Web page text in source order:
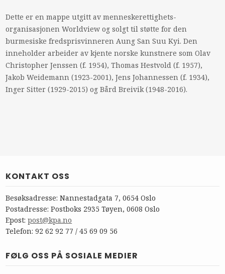
Dette er en mappe utgitt av menneskerettighets-
organisasjonen Worldview og solgt til støtte for den
burmesiske fredsprisvinneren Aung San Suu Kyi. Den
inneholder arbeider av kjente norske kunstnere som Olav
Christopher Jenssen (f. 1954), Thomas Hestvold (f. 1957),
Jakob Weidemann (1923-2001), Jens Johannessen (f. 1934),
Inger Sitter (1929-2015) og Bård Breivik (1948-2016).
KONTAKT OSS
Besøksadresse: Nannestadgata 7, 0654 Oslo
Postadresse: Postboks 2935 Tøyen, 0608 Oslo
Epost:post@kpa.no
Telefon: 92 62 92 77 / 45 69 09 56
FØLG OSS PÅ SOSIALE MEDIER